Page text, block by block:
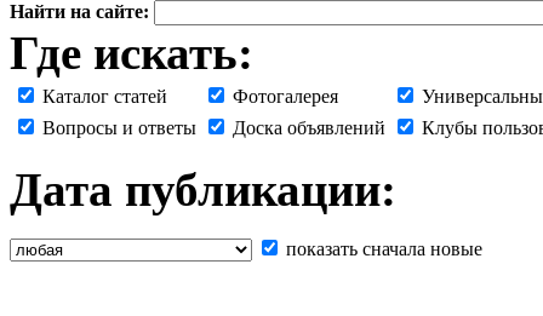
Найти на сайте:
Где искать:
Каталог статей Фотогалерея
Вопросы и ответы
Доска объявлений Клубы
Дата публикации:
показать сначала новые